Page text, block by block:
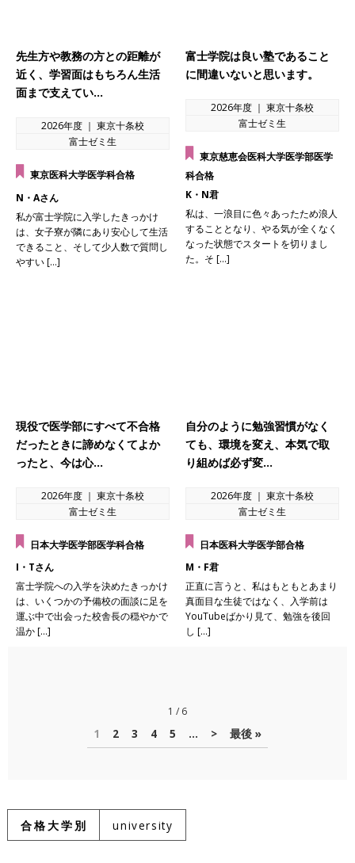
先生方や教務の方との距離が
近く、学習面はもちろん生活
面まで支えてい…
2026年度 ｜ 東京十条校
富士ゼミ生
東京医科大学医学科合格
N・Aさん
私が富士学院に入学したきっかけ
は、女子寮が隣にあり安心して生活
できること、そして少人数で質問し
やすい […]
富士学院は良い塾であること
に間違いないと思います。
2026年度 ｜ 東京十条校
富士ゼミ生
東京慈恵会医科大学医学部医学
科合格
K・N君
私は、一浪目に色々あったため浪人
することとなり、やる気が全くなく
なった状態でスタートを切りまし
た。そ […]
現役で医学部にすべて不合格
だったときに諦めなくてよか
ったと、今は心…
2026年度 ｜ 東京十条校
富士ゼミ生
日本大学医学部医学科合格
I・Tさん
富士学院への入学を決めたきっかけ
は、いくつかの予備校の面談に足を
運ぶ中で出会った校舎長の穏やかで
温か […]
自分のように勉強習慣がなく
ても、環境を変え、本気で取
り組めば必ず変…
2026年度 ｜ 東京十条校
富士ゼミ生
日本医科大学医学部合格
M・F君
正直に言うと、私はもともとあまり
真面目な生徒ではなく、入学前は
YouTubeばかり見て、勉強を後回
し […]
1 / 6
1 2 3 4 5 ... > 最後 »
合格大学別 university